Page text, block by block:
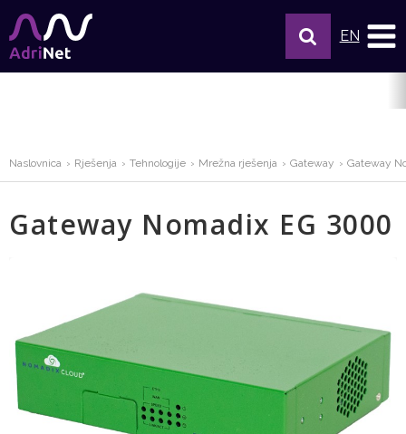
EN
Naslovnica Rješenja Tehnologije Mrežna rješenja Gateway Gateway
Gateway Nomadix EG 3000